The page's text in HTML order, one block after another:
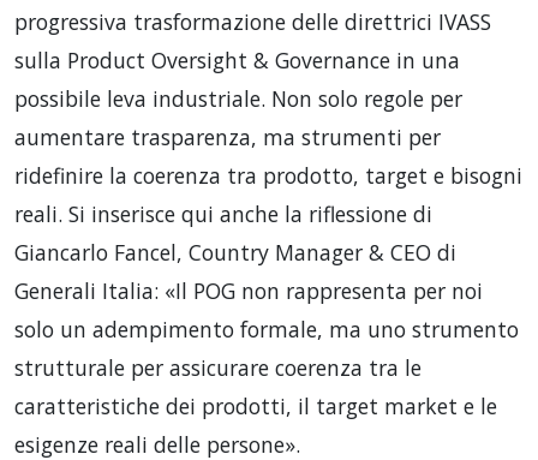
progressiva trasformazione delle direttrici IVASS
sulla Product Oversight & Governance in una
possibile leva industriale. Non solo regole per
aumentare trasparenza, ma strumenti per
ridefinire la coerenza tra prodotto, target e bisogni
reali. Si inserisce qui anche la riflessione di
Giancarlo Fancel, Country Manager & CEO di
Generali Italia: «Il POG non rappresenta per noi
solo un adempimento formale, ma uno strumento
strutturale per assicurare coerenza tra le
caratteristiche dei prodotti, il target market e le
esigenze reali delle persone».